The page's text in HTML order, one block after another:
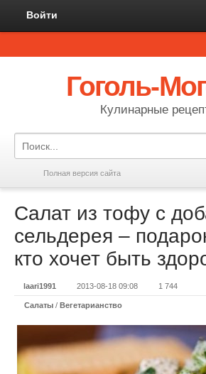
Войти
Гоголь-
Кулинарные
Полная версия сайта
Салат из тофу с
сельдерея –
кто хочет быть
laari1991 2013-08-18 09:08 1 744
Салаты / Вегетарианство